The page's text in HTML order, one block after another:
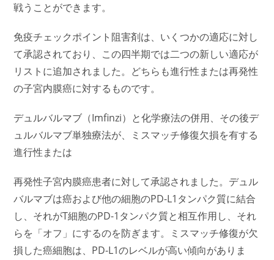
戦うことができます。
免疫チェックポイント阻害剤は、いくつかの適応に対し
て承認されており、この四半期では二つの新しい適応が
リストに追加されました。どちらも進行性または再発性
の子宮内膜癌に対するものです。
デュルバルマブ（Imfinzi）と化学療法の併用、その後デ
ュルバルマブ単独療法が、ミスマッチ修復欠損を有する
進行性または
再発性子宮内膜癌患者に対して承認されました。デュル
バルマブは癌および他の細胞のPD-L1タンパク質に結合
し、それがT細胞のPD-1タンパク質と相互作用し、それ
らを「オフ」にするのを防ぎます。ミスマッチ修復が欠
損した癌細胞は、PD-L1のレベルが高い傾向がありま